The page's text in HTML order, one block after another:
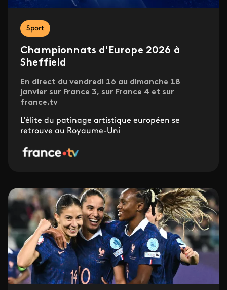
Sport
Championnats d'Europe 2026 à
Sheffield
En direct du vendredi 16 au dimanche 18
janvier sur France 3, sur France 4 et sur
france.tv
L'élite du patinage artistique européen se
retrouve au Royaume-Uni